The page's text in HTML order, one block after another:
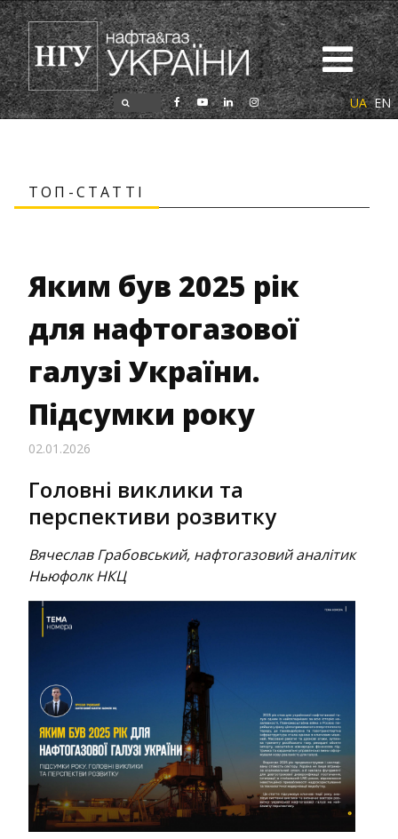
UA EN
ТОП-СТАТТІ
Яким був 2025 рік
для нафтогазової
галузі України.
Підсумки року
02.01.2026
Головні виклики та
перспективи розвитку
Вячеслав Грабовський, нафтогазовий аналітик
Ньюфолк НКЦ